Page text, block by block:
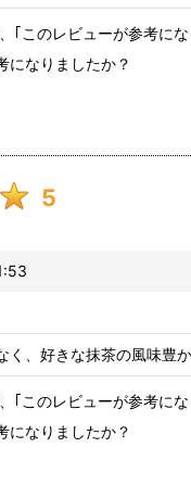
｢このレビューが参考に
になりましたか？
5
く、好きな抹茶の風味豊
｢このレビューが参考に
になりましたか？